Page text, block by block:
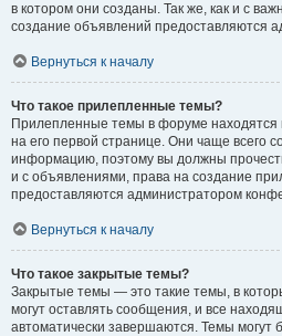
в котором они созданы. Так же, как и с
создание объявлений предоставляются
Вернуться к началу
Что такое прилепленные темы?
Прилепленные темы в форуме находятся
на его первой странице. Они чаще всего
информацию, поэтому вы должны
и с объявлениями, права на создание
предоставляются администратором
Вернуться к началу
Что такое закрытые темы?
Закрытые темы — это такие темы, в
могут оставлять сообщения, и все
автоматически завершаются. Темы могут